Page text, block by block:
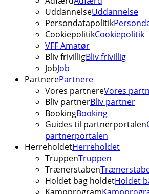
UddannelseUddannelse
Persondatapolitik
CookiepolitikCookiepolitik
VFF Amatør
Bliv frivilligBliv frivillig
JobJob
PartnerePartnere
Vores partnereVores
Bliv partnerBliv partner
BookingBooking
Guides til partnerportalen
partnerportalen
HerreholdetHerreholdet
TruppenTruppen
Trænerstaben
Holdet bag holdetHoldet